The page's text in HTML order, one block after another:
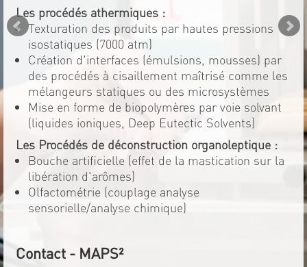
Les procédés athermiques :
Texturation des produits par hautes pressions
isostatiques (7000 atm)
Création d'interfaces (émulsions, mousses) par
des procédés à cisaillement maîtrisé comme les
mélangeurs statiques ou des microsystèmes
Mise en forme de biopolymères par voie solvant
(liquides ioniques, Deep Eutectic Solvents)
Les Procédés de déconstruction organoleptique :
Bouche artificielle (effet de la mastication sur la
libération d'arômes)
Olfactométrie (couplage analyse
sensorielle/analyse chimique)
Contact - MAPS²